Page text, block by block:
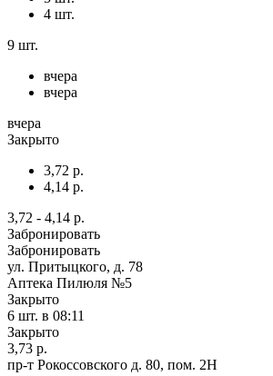
4 шт.
9 шт.
вчера
вчера
вчера
Закрыто
3,72 р.
4,14 р.
3,72 - 4,14 р.
Забронировать
Забронировать
ул. Притыцкого, д. 78
Аптека Пилюля №5
Закрыто
6 шт. в 08:11
Закрыто
3,73 р.
пр-т Рокоссовского д. 80, пом. 2Н